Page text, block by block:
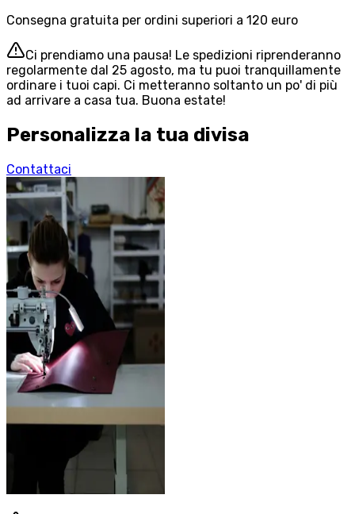
Consegna gratuita per ordini superiori a 120 euro
Ci prendiamo una pausa! Le spedizioni riprenderanno
regolarmente dal 25 agosto, ma tu puoi tranquillamente
ordinare i tuoi capi. Ci metteranno soltanto un po' di più
ad arrivare a casa tua. Buona estate!
Personalizza la tua divisa
Contattaci